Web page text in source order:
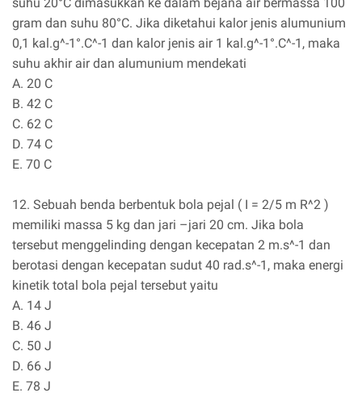
suhu 20°C dimasukkan ke dalam bejana air bermassa 100
gram dan suhu 80°C. Jika diketahui kalor jenis alumunium
0,1 kal.g^-1°.C^-1 dan kalor jenis air 1 kal.g^-1°.C^-1, maka
suhu akhir air dan alumunium mendekati
A. 20 C
B. 42 C
C. 62 C
D. 74 C
E. 70 C
12. Sebuah benda berbentuk bola pejal ( I = 2/5 m R^2 )
memiliki massa 5 kg dan jari –jari 20 cm. Jika bola
tersebut menggelinding dengan kecepatan 2 m.s^-1 dan
berotasi dengan kecepatan sudut 40 rad.s^-1, maka energi
kinetik total bola pejal tersebut yaitu
A. 14 J
B. 46 J
C. 50 J
D. 66 J
E. 78 J